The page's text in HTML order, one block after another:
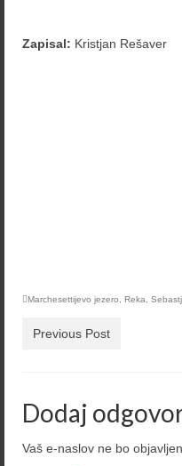
Zapisal: Kristjan Rešaver
Marchesettijevo jezero Reka
Previous Post
Dodaj
Vaš e-naslov ne bo objavljen.